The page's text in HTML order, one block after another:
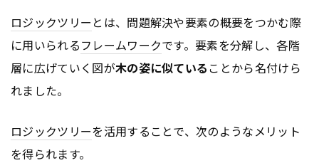
ロジックツリー とは、問題解決や要素の概要をつかむ際
に用いられるフレームワークです。要素を分解し、各階
層に広げていく図が木の姿に似ていることから名付けら
れました。
ロジックツリーを活用することで、次のようなメリット
を得られます。